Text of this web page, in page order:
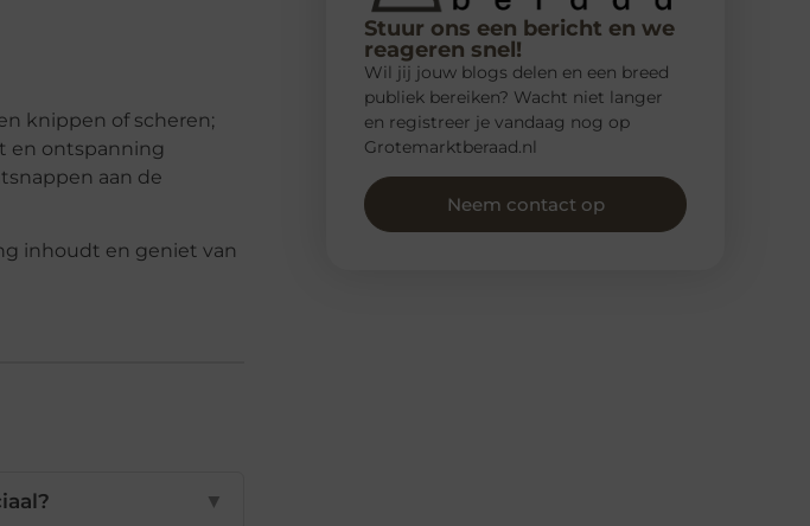
knippen of scheren;
en ontspanning
aan de
inhoudt en geniet van
▼
Stuur ons een bericht en we
reageren snel!
Wil jij jouw blogs delen en een breed
publiek bereiken? Wacht niet langer
en registreer je vandaag nog op
Grotemarktberaad.nl
Neem contact op